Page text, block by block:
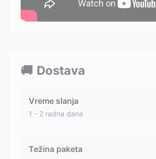
🚚 Dostava
Vreme slanja
1 - 2 radna dana
Težina paketa